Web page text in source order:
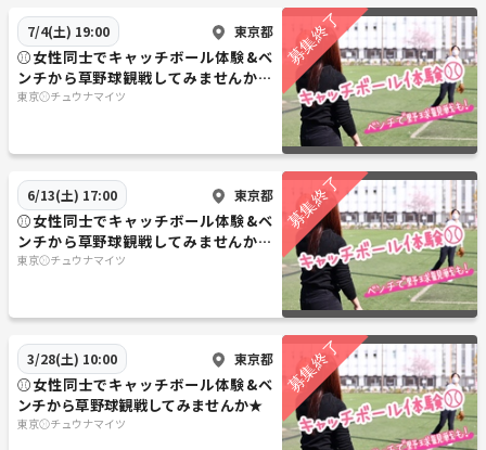
7/4(土) 19:00 東京都
⚾︎女性同士でキャッチボール体験&ベ
ンチから草野球観戦してみませんか★
7/4土ナイター
東京⚾︎チュウナマイツ
6/13(土) 17:00 東京都
⚾︎女性同士でキャッチボール体験&ベ
ンチから草野球観戦してみませんか★
6/13土ナイター
東京⚾︎チュウナマイツ
3/28(土) 10:00 東京都
⚾︎女性同士でキャッチボール体験&ベ
ンチから草野球観戦してみませんか★
東京⚾︎チュウナマイツ